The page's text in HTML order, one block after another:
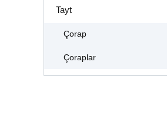
Tayt
Çorap
Çoraplar